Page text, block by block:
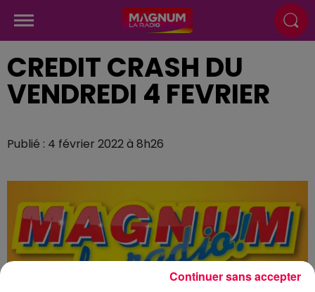
CREDIT CRASH DU
VENDREDI 4 FEVRIER
Publié : 4 février 2022 à 8h26
Continuer sans accepter